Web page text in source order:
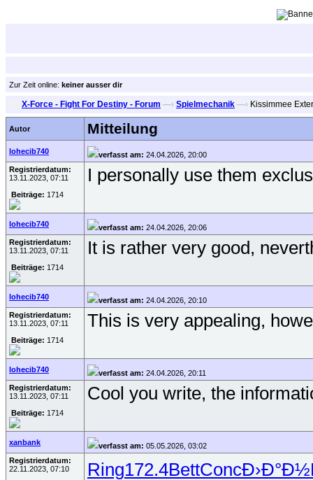
Zur Zeit online: keiner ausser dir
X-Force - Fight For Destiny - Forum —› Spielmechanik —› Kissimmee
Autor Mitteilung
lohecib740 verfasst am: 24.04.2026, 20:00
Registrierdatum:
13.11.2023, 07:11
Beiträge: 1714
I personally use them
lohecib740 verfasst am: 24.04.2026, 20:06
Registrierdatum:
13.11.2023, 07:11
Beiträge: 1714
It is rather very good,
lohecib740 verfasst am: 24.04.2026, 20:10
Registrierdatum:
13.11.2023, 07:11
Beiträge: 1714
This is very appealing,
lohecib740 verfasst am: 24.04.2026, 20:11
Registrierdatum:
13.11.2023, 07:11
Beiträge: 1714
Cool you write, the
xanbank verfasst am: 05.05.2026, 03:02
Registrierdatum:
22.11.2023, 07:10
Ring172.4BettConc